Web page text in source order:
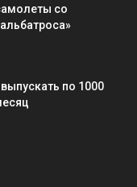
со
по 1000